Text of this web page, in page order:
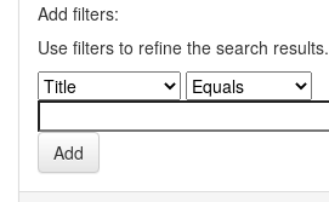
Add filters:
Use filters to refine the search results.